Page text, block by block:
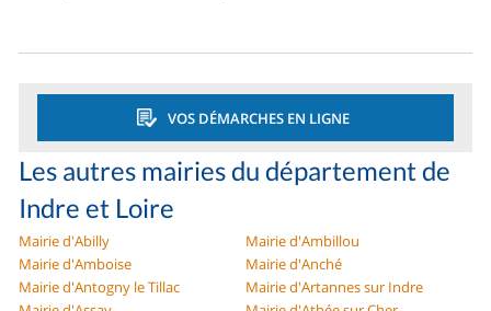
VOS DÉMARCHES EN LIGNE
Les autres mairies du département de
Indre et Loire
Mairie d'Abilly
Mairie d'Ambillou
Mairie d'Amboise
Mairie d'Anché
Mairie d'Antogny le Tillac
Mairie d'Artannes sur Indre